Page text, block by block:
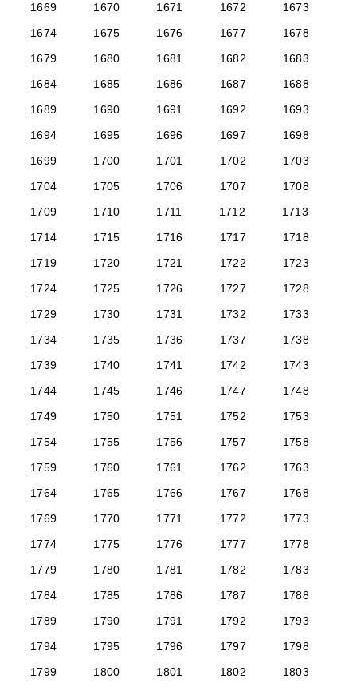
1669
1670 1671 1672
1673
1674
1675 1676 1677
1678
1679
1680 1681 1682
1683
1684
1685 1686 1687
1688
1689
1690 1691 1692
1693
1694
1695 1696 1697
1698
1699
1700 1701 1702
1703
1704
1705 1706 1707
1708
1709
1710 1711 1712
1713
1714
1715 1716 1717
1718
1719
1720 1721 1722
1723
1724
1725 1726 1727
1728
1729
1730 1731 1732
1733
1734
1735 1736 1737
1738
1739
1740 1741 1742
1743
1744
1745 1746 1747
1748
1749
1750 1751 1752
1753
1754
1755 1756 1757
1758
1759
1760 1761 1762
1763
1764
1765 1766 1767
1768
1769
1770 1771 1772
1773
1774
1775 1776 1777
1778
1779
1780 1781 1782
1783
1784
1785 1786 1787
1788
1789
1790 1791 1792
1793
1794
1795 1796 1797
1798
1799
1800 1801 1802
1803